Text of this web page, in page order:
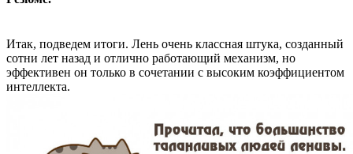
Итак, подведем итоги. Лень очень классная штука, созданный
сотни лет назад и отлично работающий механизм, но
эффективен он только в сочетании с высоким коэффициентом
интеллекта.